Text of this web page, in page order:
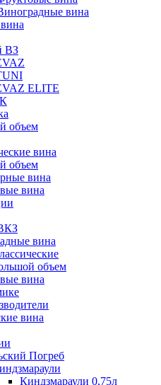
вина
ВЗ
ELITE
объем
вина
объем
вина
вина
вина
объем
вина
вина
Погреб
Киндзмараули 0,75л